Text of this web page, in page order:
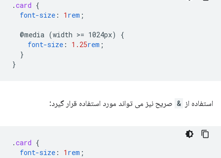
.card {
font-size : 1 rem ;
@media (width >= 1024px)
{
font-size : 1.25rem ;
}
}
استفاده از & صریح نیز می تواند مورد استفاده قرار گیرد:
.card {
font-size : 1 rem ;